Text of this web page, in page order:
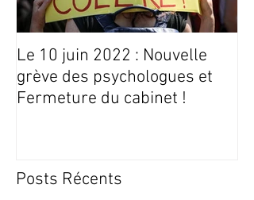
Le 10 juin 2022 : Nouvelle
grève des psychologues et
Fermeture du cabinet !
Posts Récents